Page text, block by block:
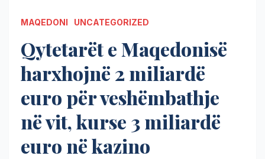
MAQEDONI UNCATEGORIZED
Qytetarët e Maqedonisë
harxhojnë 2 miliardë
euro për veshëmbathje
në vit, kurse 3 miliardë
euro në kazino